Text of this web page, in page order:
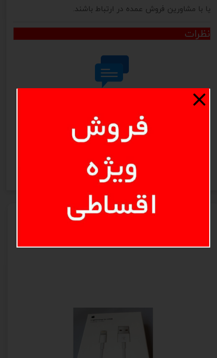
یا با مشاورین فروش عمده در ارتباط باشند.
نظرات
اولین نفری باشید که نظر می‌دهید
ثبت نظر